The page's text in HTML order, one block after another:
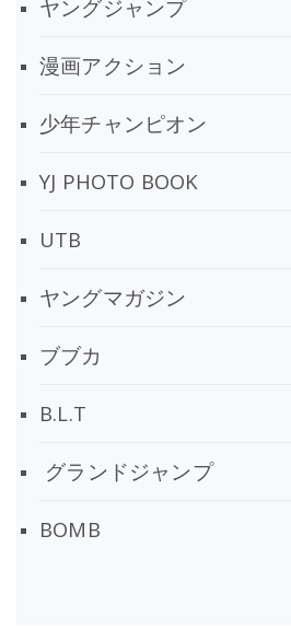
ヤングジャンプ
漫画アクション
少年チャンピオン
YJ PHOTO BOOK
UTB
ヤングマガジン
ブブカ
B.L.T
グランドジャンプ
BOMB